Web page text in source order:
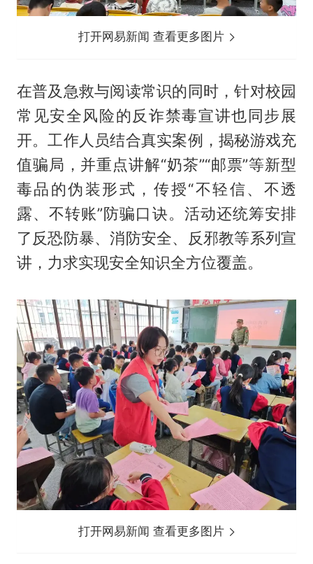
打开网易新闻 查看更多图片
在普及急救与阅读常识的同时，针对校园
常见安全风险的反诈禁毒宣讲也同步展
开。工作人员结合真实案例，揭秘游戏充
值骗局，并重点讲解“奶茶”“邮票”等新型
毒品的伪装形式，传授“不轻信、不透
露、不转账”防骗口诀。活动还统筹安排
了反恐防暴、消防安全、反邪教等系列宣
讲，力求实现安全知识全方位覆盖。
打开网易新闻 查看更多图片